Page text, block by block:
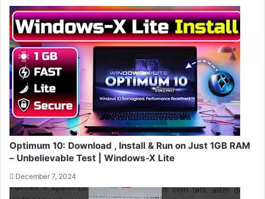
Optimum 10: Download , Install & Run on Just 1GB RAM
– Unbelievable Test | Windows-X Lite
December 7, 2024